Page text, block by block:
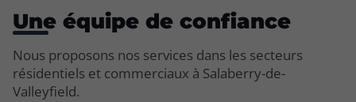
Une équipe de confiance
Nous proposons nos services dans les secteurs
résidentiels et commerciaux à Salaberry-de-
Valleyfield.